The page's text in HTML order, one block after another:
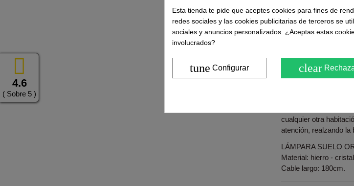
4.6
( Sobre 5 )
Puntuaciones y
( 0.0 / 5) - 0
Descripción
Esta lámpara de pie
elemento decorativo
cualquier otra
atención, realzando la
LÁMPARA SUELO
Material: hierro -
Cable largo: 180cm.
Esta tienda te pide que aceptes cookies para fines de
redes sociales y las cookies publicitarias de terceros se
sociales y anuncios personalizados. ¿Aceptas estas
involucrados?
tune Configurar clear